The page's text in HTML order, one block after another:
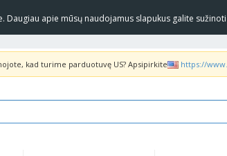
Daugiau apie mūsų naudojamus slapukus galite
kad turime parduotuvę US? Apsipirkite https://